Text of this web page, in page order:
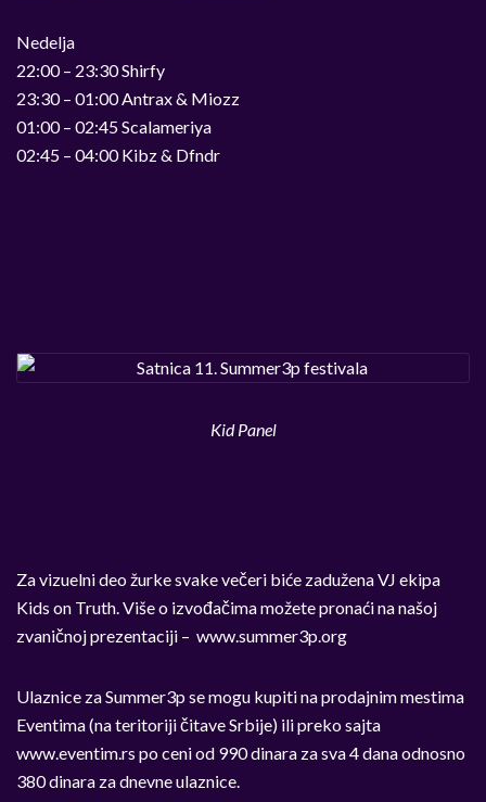
Nedelja
22:00 – 23:30 Shirfy
23:30 – 01:00 Antrax & Miozz
01:00 – 02:45 Scalameriya
02:45 – 04:00 Kibz & Dfndr
Kid Panel
Za vizuelni deo žurke svake večeri biće zadužena VJ ekipa
Kids on Truth. Više o izvođačima možete pronaći na našoj
zvaničnoj prezentaciji – www.summer3p.org
Ulaznice za Summer3p se mogu kupiti na prodajnim mestima
Eventima (na teritoriji čitave Srbije) ili preko sajta
www.eventim.rs po ceni od 990 dinara za sva 4 dana odnosno
380 dinara za dnevne ulaznice.